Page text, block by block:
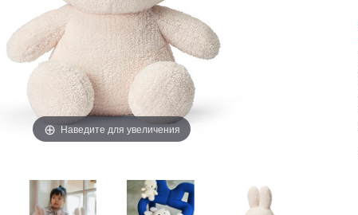
Наведите для увеличения